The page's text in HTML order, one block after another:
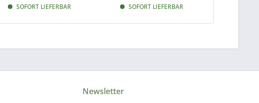
SOFORT LIEFERBAR SOFORT LIEFERBAR
Newsletter